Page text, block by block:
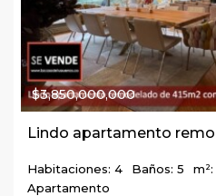
$3,850,000,000
Habitaciones: 4 Baños: 5
m²:
Apartamento